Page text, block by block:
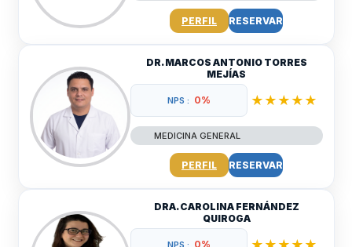
PERFIL RESERVAR
DR. MARCOS ANTONIO TORRES
MEJÍAS
NPS : 0% ★★★★★
MEDICINA GENERAL
PERFIL RESERVAR
DRA. CAROLINA FERNÁNDEZ
QUIROGA
NPS : 0%